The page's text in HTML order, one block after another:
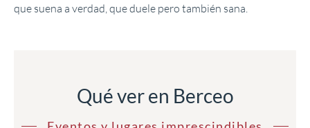
que suena a verdad, que duele pero también sana.
Qué ver en Berceo